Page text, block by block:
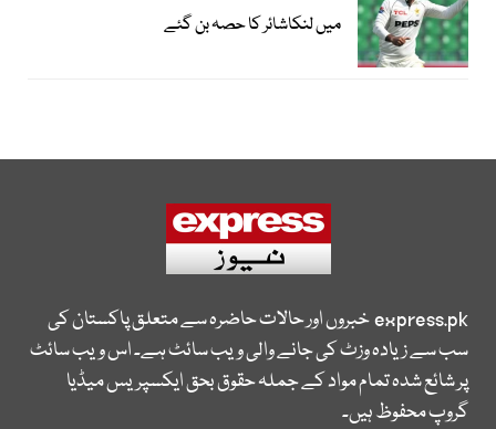
میں لنکاشائر کا حصہ بن گئے
express.pkخبروں اور حالات حاضرہ سے متعلق پاکستان کی
سب سے زیادہ وزٹ کی جانے والی ویب سائٹ ہے۔ اس ویب سائٹ
پر شائع شدہ تمام مواد کے جملہ حقوق بحق ایکسپریس میڈیا
گروپ محفوظ ہیں۔